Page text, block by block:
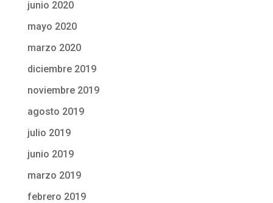
junio 2020
mayo 2020
marzo 2020
diciembre 2019
noviembre 2019
agosto 2019
julio 2019
junio 2019
marzo 2019
febrero 2019